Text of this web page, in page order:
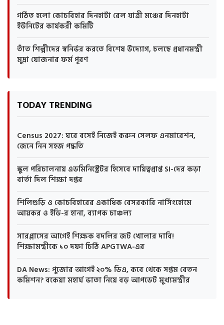
গঠিত হলো কোচবিহার দিনহাটা রেল যাত্রী মঞ্চের দিনহাটা
ইউনিটের কার্যকরী কমিটি
তাঁত শিল্পীদের স্বনির্ভর করতে বিশেষ উদ্যোগ, চলছে প্রধানমন্ত্রী
মুদ্রা যোজনার ফর্ম পূরণ
TODAY TRENDING
Census 2027: ঘরে বসেই নিজেই করুন সেলফ এনমারেশন,
জেনে নিন সহজ পদ্ধতি
স্কুল পরিচালনায় এডমিনিস্ট্রেটর হিসেবে দায়িত্বপ্রাপ্ত SI-দের কড়া
বার্তা দিল শিক্ষা দপ্তর
শিলিগুড়ি ও কোচবিহারের একাধিক বেসরকারি নার্সিংহোমে
আয়কর ও ইডি-র হানা, ব্যাপক চাঞ্চল্য
সারপ্লাসের আগেই শিক্ষক বদলির জট খোলার দাবি!
শিক্ষামন্ত্রীকে ১০ দফা চিঠি APGTWA-এর
DA News: পুজোর আগেই ২০% ডিএ, কবে থেকে সপ্তম বেতন
কমিশন? বকেয়া মহার্ঘ ভাতা নিয়ে বড় আপডেট মুখ্যমন্ত্রীর